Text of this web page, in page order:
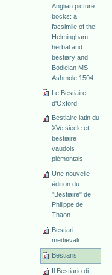
Anglian picture
bocks: a
facsimile of the
Helmingham
herbal and
bestiary and
Bodleian MS.
Ashmole 1504
Le Bestiaire
d'Oxford
Bestiaire latin du
XVe siècle et
bestiaire
vaudois
piémontais
Une nouvelle
édition du
"Bestiaire" de
Philippe de
Thaon
Bestiari
medievali
Bestiaris
Il Bestiario di